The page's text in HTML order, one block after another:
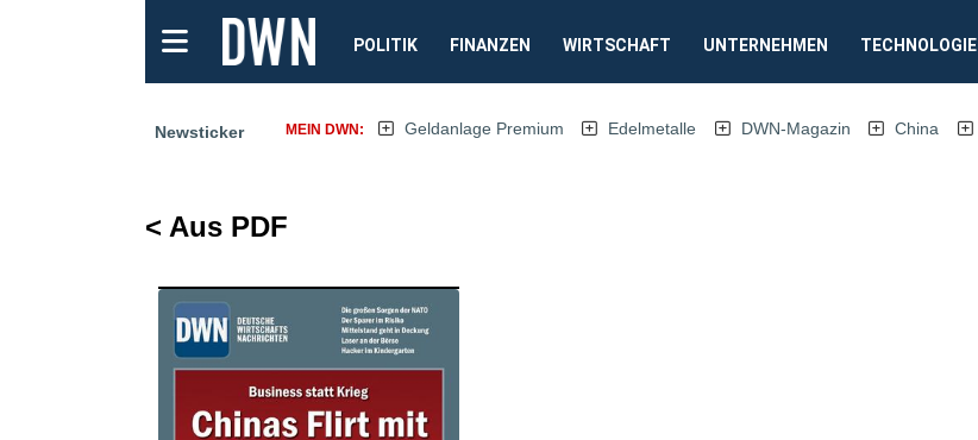
POLITIK FINANZEN WIRTSCHAFT UNTERNEHMEN TECHNOLOGIE
Newsticker MEIN DWN: Geldanlage Premium Edelmetalle DWN-Magazin China
< Aus PDF